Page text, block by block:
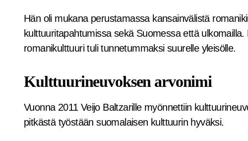
Hän oli mukana perustamassa kansainvälistä
kulttuuritapahtumissa sekä Suomessa että
romanikulttuuri tuli tunnetummaksi suurelle yleisölle.
Kulttuurineuvoksen arvonimi
Vuonna 2011 Veijo Baltzarille myönnettiin
pitkästä työstään suomalaisen kulttuurin hyväksi.